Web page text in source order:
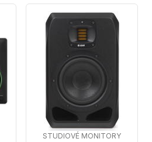
STUDIOVÉ MONITORY